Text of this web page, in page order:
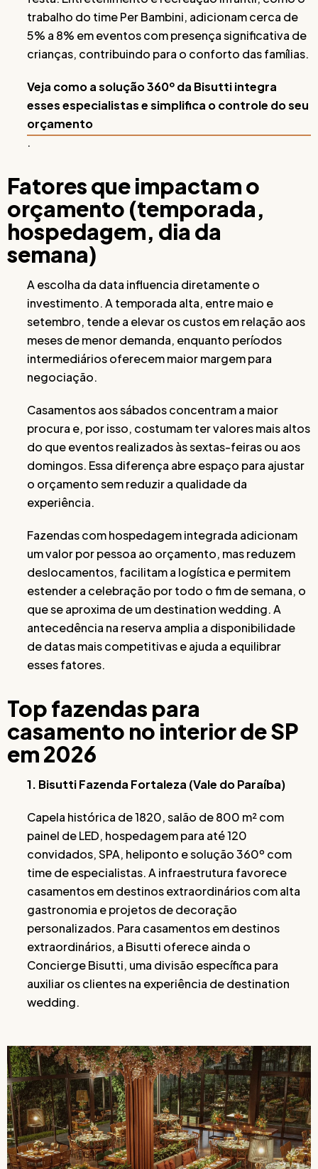
trabalho do time Per Bambini, adicionam cerca de
5% a 8% em eventos com presença significativa de
crianças, contribuindo para o conforto das famílias.
Veja como a solução 360º da Bisutti integra
esses especialistas e simplifica o controle do seu
orçamento
.
Fatores que impactam o
orçamento (temporada,
hospedagem, dia da
semana)
A escolha da data influencia diretamente o
investimento. A temporada alta, entre maio e
setembro, tende a elevar os custos em relação aos
meses de menor demanda, enquanto períodos
intermediários oferecem maior margem para
negociação.
Casamentos aos sábados concentram a maior
procura e, por isso, costumam ter valores mais altos
do que eventos realizados às sextas-feiras ou aos
domingos. Essa diferença abre espaço para ajustar
o orçamento sem reduzir a qualidade da
experiência.
Fazendas com hospedagem integrada adicionam
um valor por pessoa ao orçamento, mas reduzem
deslocamentos, facilitam a logística e permitem
estender a celebração por todo o fim de semana, o
que se aproxima de um destination wedding. A
antecedência na reserva amplia a disponibilidade
de datas mais competitivas e ajuda a equilibrar
esses fatores.
Top fazendas para
casamento no interior de SP
em 2026
1. Bisutti Fazenda Fortaleza (Vale do Paraíba)
Capela histórica de 1820, salão de 800 m² com
painel de LED, hospedagem para até 120
convidados, SPA, heliponto e solução 360º com
time de especialistas. A infraestrutura favorece
casamentos em destinos extraordinários com alta
gastronomia e projetos de decoração
personalizados. Para casamentos em destinos
extraordinários, a Bisutti oferece ainda o
Concierge Bisutti, uma divisão específica para
auxiliar os clientes na experiência de destination
wedding.